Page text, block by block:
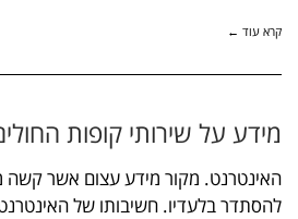
קרא עוד ←
מידע על שירותי קופות
האינטרנט. מקור מידע עצום אשר קשה
להסתדר בלעדיו. חשיבותו של